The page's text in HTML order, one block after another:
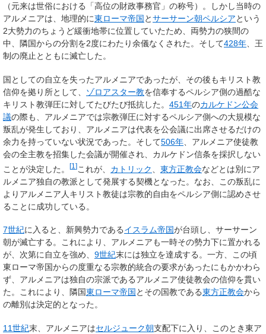
（元来は世俗における「高位の財政事務官」の称号）。しかし当時の
アルメニアは、地理的に東ローマ帝国 とサーサーン朝ペルシアという
2大勢力のちょうど緩衝地帯に位置していたため、両勢力の狭間の
中、隣国からの分割を2度にわたり余儀なくされた。そして428年、王
制の廃止とともに滅亡した。
国としての自立を失ったアルメニアであったが、その後もキリスト教
信仰を拠り所として、 ゾロアスター教を信奉するペルシア側の過酷な
キリスト教弾圧に対してたびたび抵抗した。 451年のカルケドン公会
議の際も、アルメニアでは宗教弾圧に対するペルシア側への大規模な
叛乱が発生しており、アルメニアは代表を公会議に出席させるだけの
余力を持っていない状況であった。そして506年 、アルメニア使徒教
会の全主教を招集した会議が開催され、カルケドン信条を採択しない
ことが決定した。
[1 ]これが、 カトリック 東方正教会などとは別にア
ルメニア独自の教派として発展する契機となった。なお、この叛乱に
よりアルメニア人キリスト教徒は宗教的自由をペルシア側に認めさせ
ることに成功している。
7世紀に入ると、新興勢力であるイスラム帝国が台頭し、サーサーン
朝が滅亡する。これにより、アルメニアも一時その勢力下に置かれる
が、次第に自立を強め、 9世紀末には独立を達成する。一方、この頃
東ローマ帝国からの度重なる宗教的統合の要求があったにもかかわら
ず、アルメニアは独自の宗派であるアルメニア使徒教会の信仰を貫い
た。これにより、隣国東ローマ帝国 とその国教である東方正教会から
の離別は決定的となった。
11世紀末、アルメニアはセルジューク朝支配下に入り、このとき東ア